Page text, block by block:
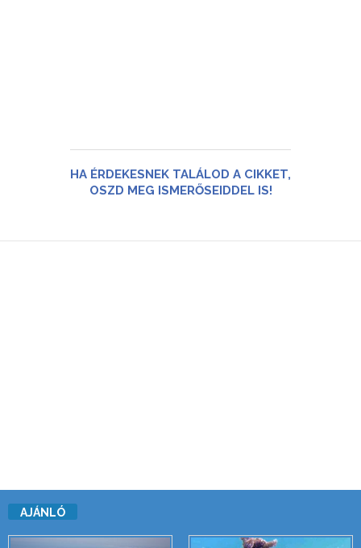
HA ÉRDEKESNEK TALÁLOD A CIKKET,
OSZD MEG ISMERŐSEIDDEL IS!
AJÁNLÓ